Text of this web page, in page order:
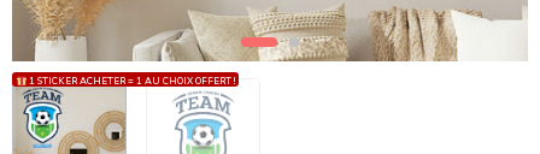
1 STICKER ACHETER = 1 AU CHOIX OFFERT !